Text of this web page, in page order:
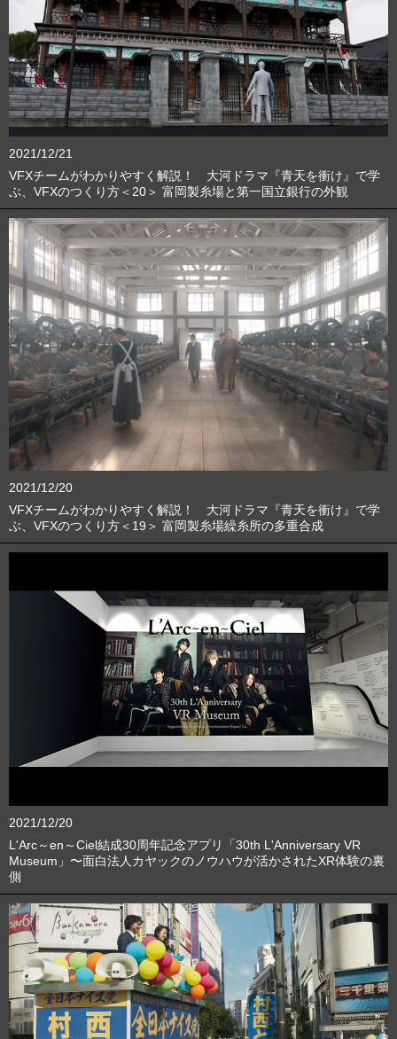
2021/12/21
VFXチームがわかりやすく解説！ 大河ドラマ『青天を衝け』で学
ぶ、VFXのつくり方＜20＞ 富岡製糸場と第一国立銀行の外観
2021/12/20
VFXチームがわかりやすく解説！ 大河ドラマ『青天を衝け』で学
ぶ、VFXのつくり方＜19＞ 富岡製糸場繰糸所の多重合成
2021/12/20
L'Arc～en～Ciel結成30周年記念アプリ「30th L'Anniversary VR
Museum」〜面白法人カヤックのノウハウが活かされたXR体験の裏
側